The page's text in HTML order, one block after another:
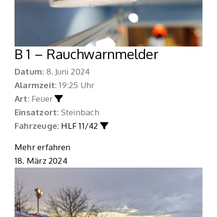
B 1 – Rauchwarnmelder
Datum: 8. Juni 2024
Alarmzeit:19:25 Uhr
Art:Feuer
Einsatzort: Steinbach
Fahrzeuge: HLF 11/42
Mehr erfahren
18. März 2024